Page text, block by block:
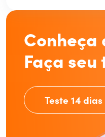
Conheça
Faça
Teste 14